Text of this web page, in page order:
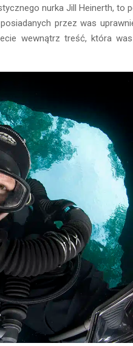
nurka Jill Heinerth, to
przez was
wewnątrz treść, która